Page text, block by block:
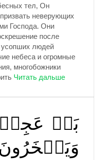
тел, Он
неверующих
Господа. Они
после
усопших людей
небеса и огромные
многобожники
بَلۡ